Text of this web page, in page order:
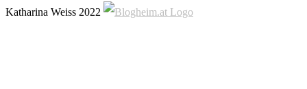
Katharina Weiss 2022